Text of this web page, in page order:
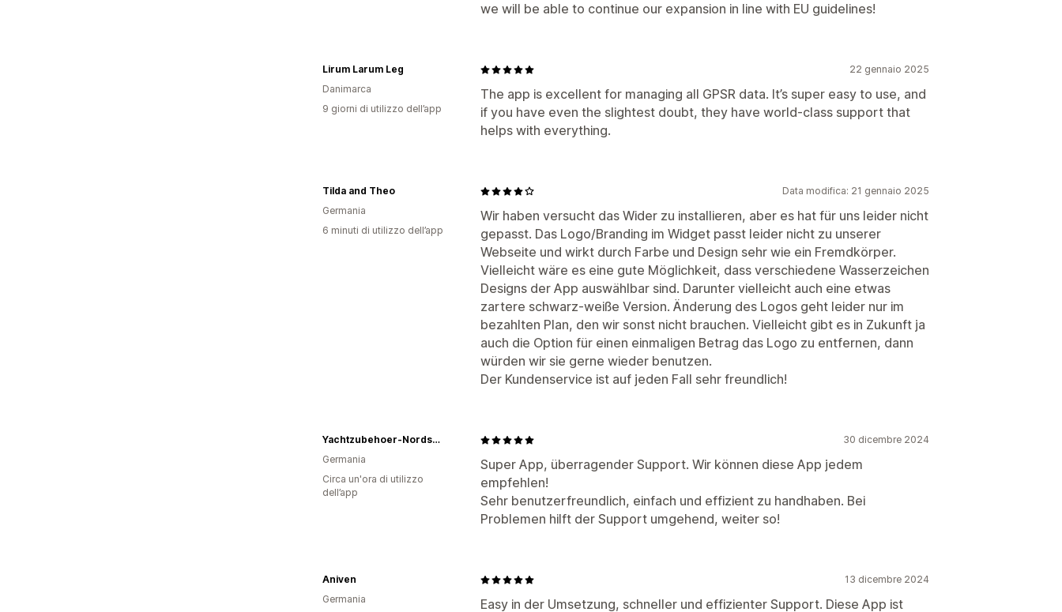
we will be able to continue our expansion in line with EU guidelines!
22 gennaio 2025
The app is excellent for managing all GPSR data. It’s super easy to use, and
if you have even the slightest doubt, they have world-class support that
helps with everything.
Lirum Larum Leg
Danimarca
9 giorni di utilizzo dell’app
Data modifica: 21 gennaio 2025
Wir haben versucht das Wider zu installieren, aber es hat für uns leider nicht
gepasst. Das Logo/Branding im Widget passt leider nicht zu unserer
Webseite und wirkt durch Farbe und Design sehr wie ein Fremdkörper.
Vielleicht wäre es eine gute Möglichkeit, dass verschiedene Wasserzeichen
Designs der App auswählbar sind. Darunter vielleicht auch eine etwas
zartere schwarz-weiße Version. Änderung des Logos geht leider nur im
bezahlten Plan, den wir sonst nicht brauchen. Vielleicht gibt es in Zukunft ja
auch die Option für einen einmaligen Betrag das Logo zu entfernen, dann
würden wir sie gerne wieder benutzen.
Der Kundenservice ist auf jeden Fall sehr freundlich!
Tilda and Theo
Germania
6 minuti di utilizzo dell’app
30 dicembre 2024
Super App, überragender Support. Wir können diese App jedem
empfehlen!
Sehr benutzerfreundlich, einfach und effizient zu handhaben. Bei
Problemen hilft der Support umgehend, weiter so!
Yachtzubehoer-Nordsee
Germania
Circa un'ora di utilizzo
dell’app
13 dicembre 2024
Easy in der Umsetzung, schneller und effizienter Support. Diese App ist
Aniven
Germania